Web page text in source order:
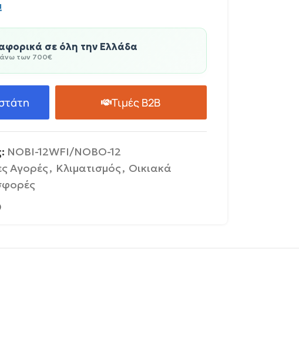
σε όλη την Ελλάδα
άνω των 700€
Τιμές B2B
NOBI-12WFI/NOBO-12
Αγορές, Κλιματισμός, Οικιακά